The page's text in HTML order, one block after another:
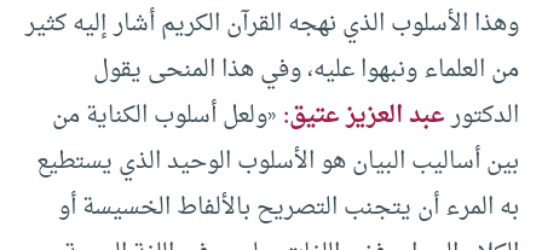
وهذا الأسلوب الذي نهجه القرآن الكريم أشار إليه كثير
من العلماء ونبهوا عليه، وفي هذا المنحى يقول
الدكتورعبد العزيز عتيق:«ولعل أسلوب الكناية من
بين أساليب البيان هو الأسلوب الوحيد الذي يستطيع
به المرء أن يتجنب التصريح بالألفاط الخسيسة أو